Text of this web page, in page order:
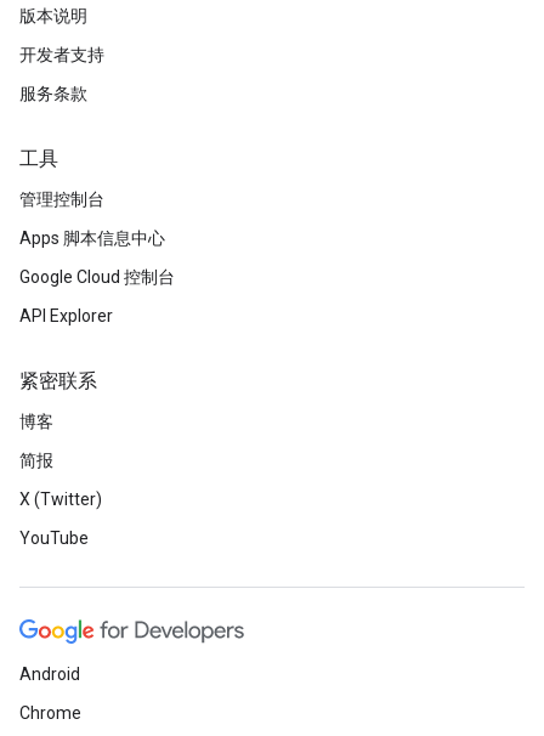
版本说明
开发者支持
服务条款
工具
管理控制台
Apps 脚本信息中心
Google Cloud 控制台
API Explorer
紧密联系
博客
简报
X (Twitter)
YouTube
Android
Chrome